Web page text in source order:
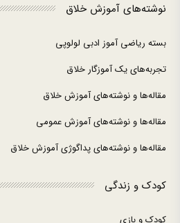
نوشته‌های آموزش خلاق
بسته ریاضی آموز ادبی لولوپی
تجربه‌های یک آموزگار خلاق
مقاله‌ها و نوشته‌های آموزش خلاق
مقاله‌ها و نوشته‌های آموزش عمومی
مقاله‌ها و نوشته‌های پداگوژی آموزش خلاق
کودک و زندگی
کودک و بازی